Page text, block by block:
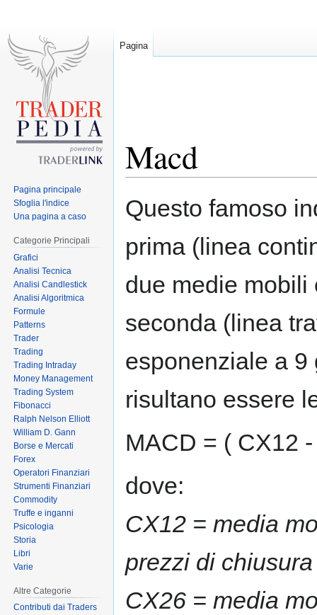
Macd
to
to
Questo famoso
prima (linea
due medie
seconda (linea
esponenziale a
risultano essere
MACD = ( CX12
dove:
CX12 = media
prezzi di chiusura
CX26 = media
Pagina
Pagina principale
Sfoglia l'indice
Una pagina a caso
Categorie Principali
Grafici
Analisi Tecnica
Analisi Candlestick
Analisi Algoritmica
Formule
Patterns
Trader
Trading
Trading Intraday
Money Management
Trading System
Fibonacci
Ralph Nelson Elliott
William D. Gann
Borse e Mercati
Forex
Operatori Finanziari
Strumenti Finanziari
Commodity
Truffe e inganni
Psicologia
Storia
Libri
Varie
Altre Categorie
Contributi dai Traders